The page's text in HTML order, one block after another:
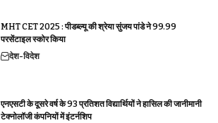
MHT CET 2025 : पीडब्ल्यू की श्रेया सुंजय पांडे ने 99.99
परसेंटाइल स्कोर किया
देश-विदेश
एनएसटी के दूसरे वर्ष के 93 प्रतिशत विद्यार्थियों ने हासिल की जानीमानी
टेक्नोलॉजी कंपनियों में इंटर्नशिप